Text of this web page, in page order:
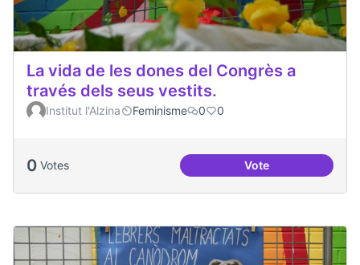
La vida de les dones del Congrès a
través dels seus vestits.
Institut l'Alzina Feminisme 0 0
0 Votes VoteLa vida de les